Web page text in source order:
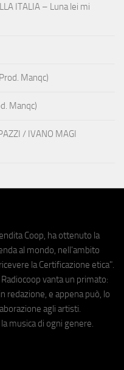
ITALIA – Luna lei mi
Manqc)
Manqc)
/ IVANO MAGI
Coop, ha ottenuto la
al mondo, nell'ambito
la Certificazione etica".
vanta un primato:
redazione, e appena può, lo
agli artisti.
musica di ogni genere.